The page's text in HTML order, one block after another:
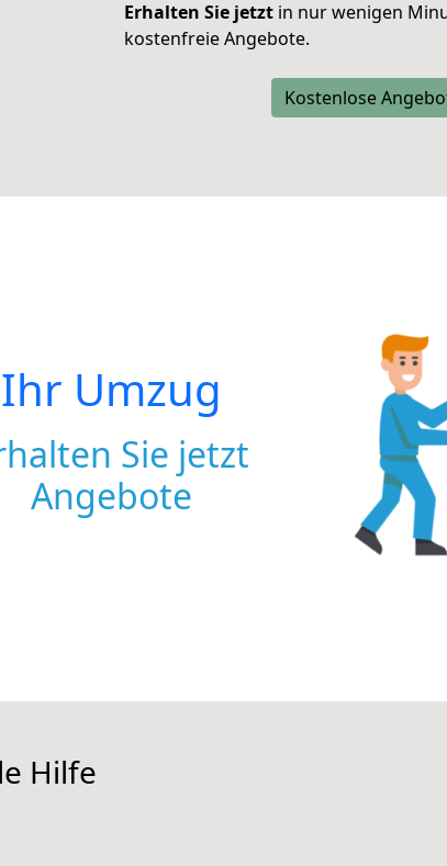
Erhalten Sie jetzt in nur wenigen
kostenfreie Angebote.
Kostenlose
Ihr Umzug
Sie jetzt
Angebote
Hilfe